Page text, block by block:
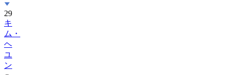
キ
ム・
ヘ
ユ
ン
30